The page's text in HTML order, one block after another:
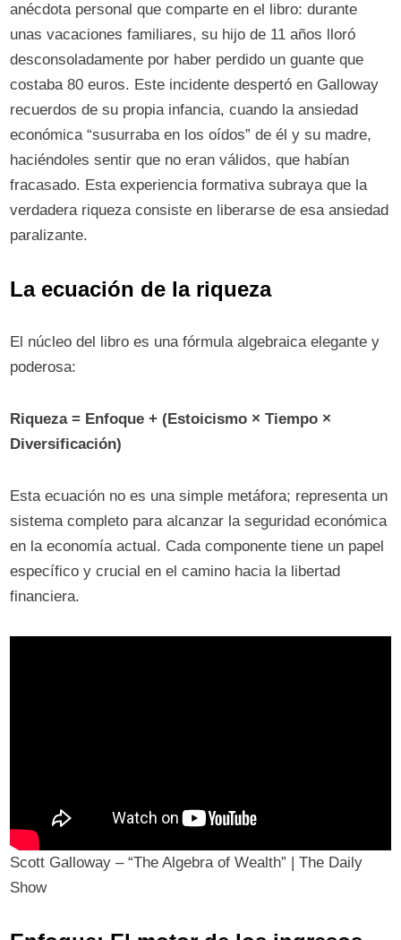
anécdota personal que comparte en el libro: durante
unas vacaciones familiares, su hijo de 11 años lloró
desconsoladamente por haber perdido un guante que
costaba 80 euros. Este incidente despertó en Galloway
recuerdos de su propia infancia, cuando la ansiedad
económica “susurraba en los oídos” de él y su madre,
haciéndoles sentir que no eran válidos, que habían
fracasado. Esta experiencia formativa subraya que la
verdadera riqueza consiste en liberarse de esa ansiedad
paralizante.
La ecuación de la riqueza
El núcleo del libro es una fórmula algebraica elegante y
poderosa:
Riqueza = Enfoque + (Estoicismo × Tiempo ×
Diversificación)
Esta ecuación no es una simple metáfora; representa un
sistema completo para alcanzar la seguridad económica
en la economía actual. Cada componente tiene un papel
específico y crucial en el camino hacia la libertad
financiera.
Scott Galloway – “The Algebra of Wealth” | The Daily
Show